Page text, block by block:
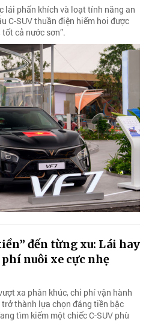
lái phấn khích và loạt tính năng an
C-SUV thuần điện hiếm hoi được
cả nước sơn”.
đến từng xu: Lái hay
nuôi xe cực nhẹ
xa phân khúc, chi phí vận hành
trở thành lựa chọn đáng tiền bậc
tìm kiếm một chiếc C-SUV phù